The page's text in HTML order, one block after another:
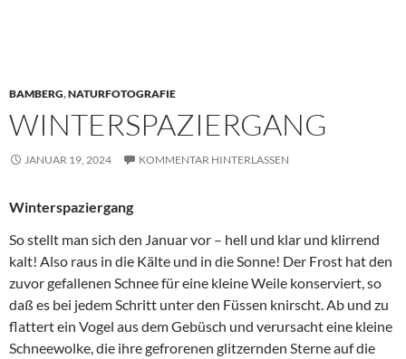
BAMBERG,NATURFOTOGRAFIE
WINTERSPAZIERGANG
JANUAR 19, 2024 KOMMENTAR HINTERLASSEN
Winterspaziergang
So stellt man sich den Januar vor – hell und klar und klirrend
kalt! Also raus in die Kälte und in die Sonne! Der Frost hat den
zuvor gefallenen Schnee für eine kleine Weile konserviert, so
daß es bei jedem Schritt unter den Füssen knirscht. Ab und zu
flattert ein Vogel aus dem Gebüsch und verursacht eine kleine
Schneewolke, die ihre gefrorenen glitzernden Sterne auf die